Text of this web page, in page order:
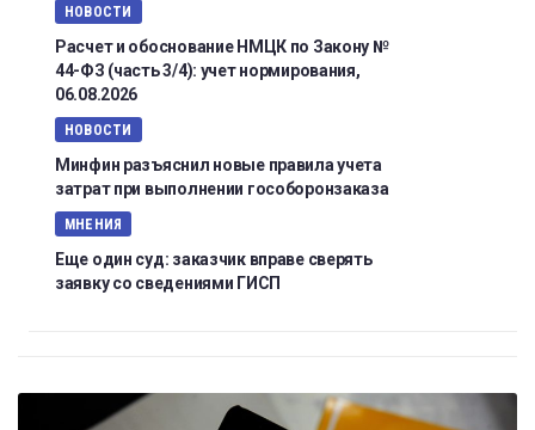
НОВОСТИ
Расчет и обоснование НМЦК по Закону №
44-ФЗ (часть 3/4): учет нормирования,
06.08.2026
НОВОСТИ
Минфин разъяснил новые правила учета
затрат при выполнении гособоронзаказа
МНЕНИЯ
Еще один суд: заказчик вправе сверять
заявку со сведениями ГИСП